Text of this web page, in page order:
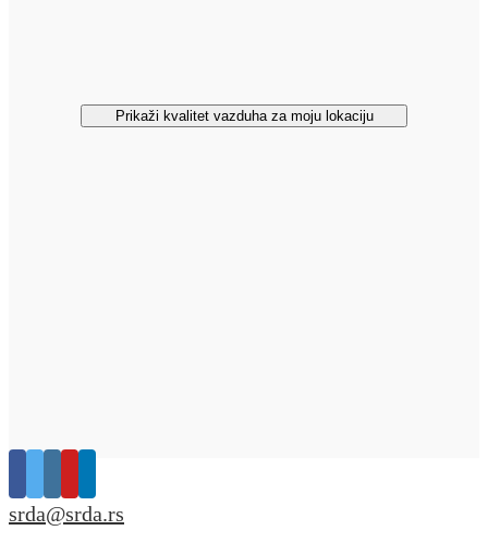
Prikaži kvalitet vazduha za moju lokaciju
srda@srda.rs